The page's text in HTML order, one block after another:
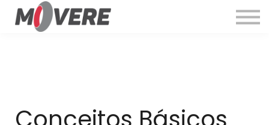
Quem Somos